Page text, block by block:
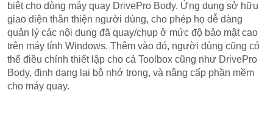
biệt cho dòng máy quay DrivePro Body. Ứng dụng sở hữu
giao diện thân thiện người dùng, cho phép họ dễ dàng
quản lý các nội dung đã quay/chụp ở mức độ bảo mật cao
trên máy tính Windows. Thêm vào đó, người dùng cũng có
thể điều chỉnh thiết lập cho cả Toolbox cũng như DrivePro
Body, định dạng lại bộ nhớ trong, và nâng cấp phần mềm
cho máy quay.